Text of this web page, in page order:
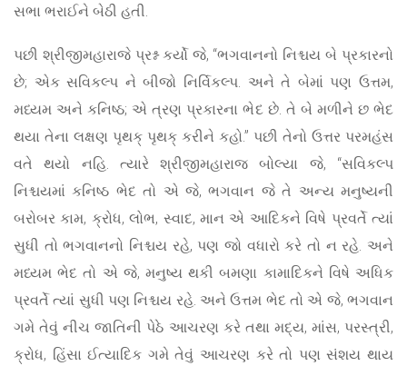
સભા ભરાઈને બેઠી હતી.
પછી શ્રીજીમહારાજે પ્રશ્ન કર્યો જે, “ભગવાનનો નિશ્ચય બે પ્રકારનો
છે; એક સવિકલ્પ ને બીજો નિર્વિકલ્પ. અને તે બેમાં પણ ઉત્તમ,
મધ્યમ અને કનિષ્ઠ; એ ત્રણ પ્રકારના ભેદ છે. તે બે મળીને છ ભેદ
થયા તેના લક્ષણ પૃથક્ પૃથક્ કરીને કહો.” પછી તેનો ઉત્તર પરમહંસ
વતે થયો નહિ. ત્યારે શ્રીજીમહારાજ બોલ્યા જે, “સવિકલ્પ
નિશ્ચયમાં કનિષ્ઠ ભેદ તો એ જે, ભગવાન જે તે અન્ય મનુષ્યની
બરોબર કામ, ક્રોધ, લોભ, સ્વાદ, માન એ આદિકને વિષે પ્રવર્તે ત્યાં
સુધી તો ભગવાનનો નિશ્ચય રહે, પણ જો વધારો કરે તો ન રહે. અને
મધ્યમ ભેદ તો એ જે, મનુષ્ય થકી બમણા કામાદિકને વિષે અધિક
પ્રવર્તે ત્યાં સુધી પણ નિશ્ચય રહે. અને ઉત્તમ ભેદ તો એ જે, ભગવાન
ગમે તેવું નીચ જાતિની પેઠે આચરણ કરે તથા મદ્ય, માંસ, પરસ્ત્રી,
ક્રોધ, હિંસા ઈત્યાદિક ગમે તેવું આચરણ કરે તો પણ સંશય થાય